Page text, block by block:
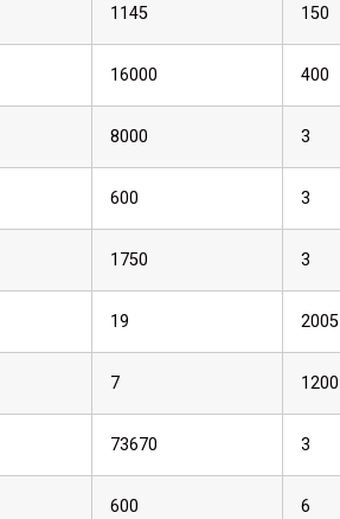
1145 150
16000 400
8000 3
600 3
1750 3
19 2005
7 1200
73670 3
600 6